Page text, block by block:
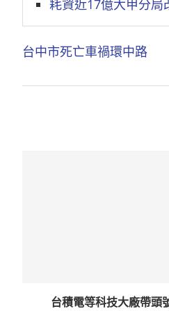
耗資近17億大甲分局
台中市死亡車禍環中路
台積電等科技大廠帶頭